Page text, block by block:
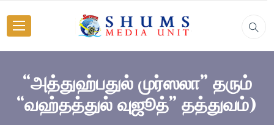
“அத்துஹ்பதுல் முர்ஸலா” தரும்
“வஹ்தத்துல் வுஜூத்” தத்துவம்)